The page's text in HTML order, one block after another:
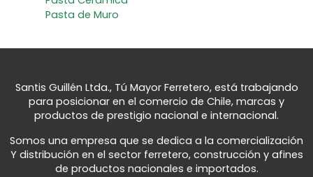
Pasta de Muro
Santis Guillén Ltda., Tú Mayor Ferretero, está trabajando
para posicionar en el comercio de Chile, marcas y
productos de prestigio nacional e internacional.
Somos una empresa que se dedica a la comercialización
Y distribución en el sector ferretero, construcción y afines
de productos nacionales e importados.